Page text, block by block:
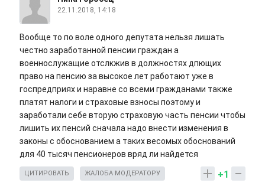
22.11.2018, 14:18
Вообще то по воле одного депутата нельзя лишать
честно заработанной пенсии граждан а
военнослужащие отслкжив в должностях дпющих
право на пенсию за высокое лет работают уже в
госпредприях и наравне со всеми гражданами также
платят налоги и страховые взносы поэтому и
заработали себе вторую страховую часть пенсии чтобы
лишить их пенсий сначала надо внести изменения в
законы с обоснованием а таких весомых обоснований
для 40 тысяч пенсионеров вряд ли найдется
+1
ЦИТИРОВАТЬ ЖАЛОБА МОДЕРАТОРУ